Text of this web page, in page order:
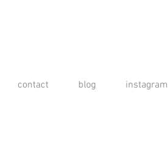
contact blog instagram